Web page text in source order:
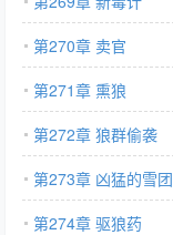
第270章 卖官
第271章 熏狼
第272章 狼群偷袭
第273章 凶猛的雪团
第274章 驱狼药